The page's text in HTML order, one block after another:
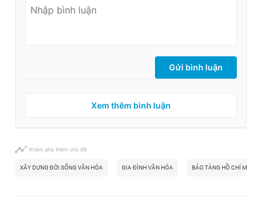
Gửi bình luận
Xem thêm bình luận
Khám phá thêm chủ đề
XÂY DỰNG ĐỜI SỐNG VĂN HÓA GIA ĐÌNH VĂN HÓA BẢO TÀNG HỒ CHÍ MINH